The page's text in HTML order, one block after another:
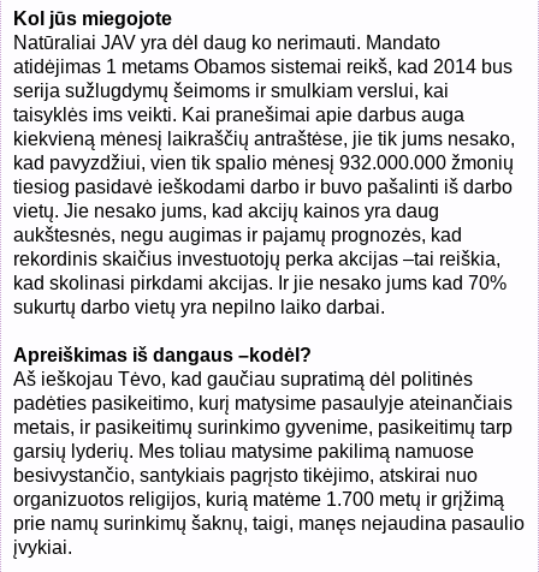
Kol jūs miegojote
Natūraliai JAV yra dėl daug ko nerimauti. Mandato
atidėjimas 1 metams Obamos sistemai reikš, kad 2014 bus
serija sužlugdymų šeimoms ir smulkiam verslui, kai
taisyklės ims veikti. Kai pranešimai apie darbus auga
kiekvieną mėnesį laikraščių antraštėse, jie tik jums nesako,
kad pavyzdžiui, vien tik spalio mėnesį 932.000.000 žmonių
tiesiog pasidavė ieškodami darbo ir buvo pašalinti iš darbo
vietų. Jie nesako jums, kad akcijų kainos yra daug
aukštesnės, negu augimas ir pajamų prognozės, kad
rekordinis skaičius investuotojų perka akcijas –tai reiškia,
kad skolinasi pirkdami akcijas. Ir jie nesako jums kad 70%
sukurtų darbo vietų yra nepilno laiko darbai.
Apreiškimas iš dangaus –kodėl?
Aš ieškojau Tėvo, kad gaučiau supratimą dėl politinės
padėties pasikeitimo, kurį matysime pasaulyje ateinančiais
metais, ir pasikeitimų surinkimo gyvenime, pasikeitimų tarp
garsių lyderių. Mes toliau matysime pakilimą namuose
besivystančio, santykiais pagrįsto tikėjimo, atskirai nuo
organizuotos religijos, kurią matėme 1.700 metų ir grįžimą
prie namų surinkimų šaknų, taigi, manęs nejaudina pasaulio
įvykiai.